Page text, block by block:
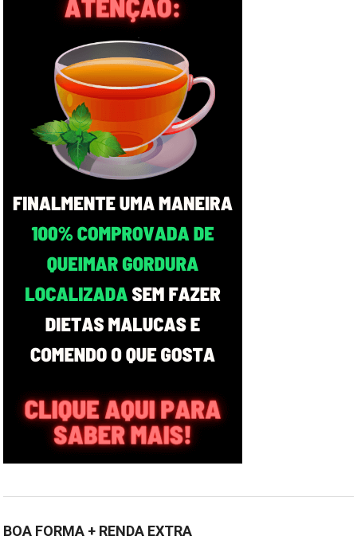
BOA FORMA + RENDA EXTRA